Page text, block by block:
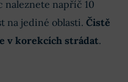
naleznete napříč 10
na jediné oblasti. Čistě
v korekcích strádat.